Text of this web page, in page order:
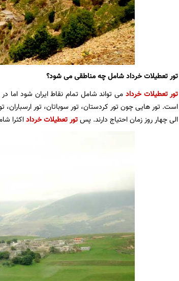
تور تعطیلات خرداد شامل چه مناطقی می شود؟
تور تعطیلات خرداد می تواند شامل تمام نقاط ایران شود اما
است. تور هایی چون تور کردستان، تور سوباتان، تور
الی چهار روز زمان احتیاج دارند. پستور تعطیلات خرداداکثرا